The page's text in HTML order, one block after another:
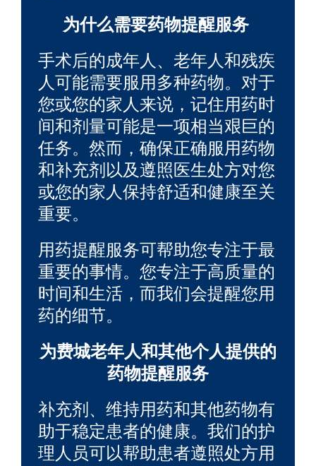
为什么需要药物提醒服务
手术后的成年人、老年人和残疾
人可能需要服用多种药物。对于
您或您的家人来说，记住用药时
间和剂量可能是一项相当艰巨的
任务。然而，确保正确服用药物
和补充剂以及遵照医生处方对您
或您的家人保持舒适和健康至关
重要。
用药提醒服务可帮助您专注于最
重要的事情。您专注于高质量的
时间和生活，而我们会提醒您用
药的细节。
为费城老年人和其他个人提供的
药物提醒服务
补充剂、维持用药和其他药物有
助于稳定患者的健康。我们的护
理人员可以帮助患者遵照处方用